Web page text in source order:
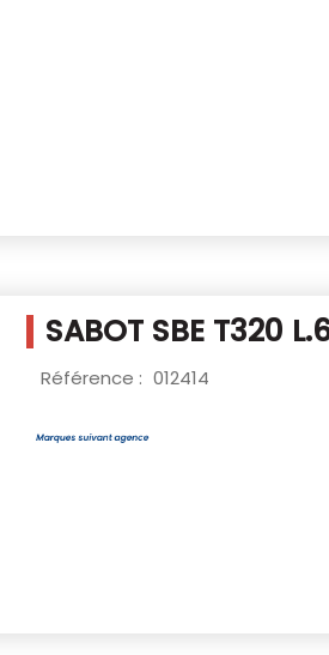
SABOT SBE T320
Référence : 012414